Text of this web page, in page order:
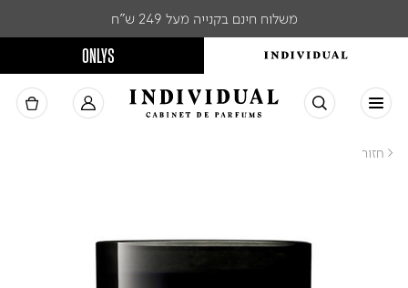
משלוח חינם בקנייה מעל 249 ש"ח
ONLYS
< חזור